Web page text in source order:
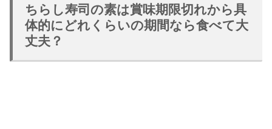
ちらし寿司の素は賞味期限切れから具
体的にどれくらいの期間なら食べて大
丈夫？